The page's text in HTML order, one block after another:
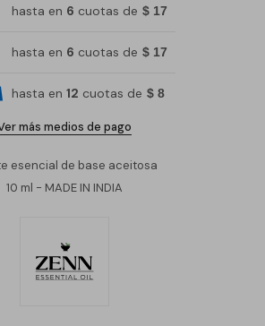
hasta en 6 cuotas de $ 17
hasta en 6 cuotas de $ 17
hasta en 12 cuotas de $ 8
más medios de pago
esencial de base aceitosa
10 ml - MADE IN INDIA